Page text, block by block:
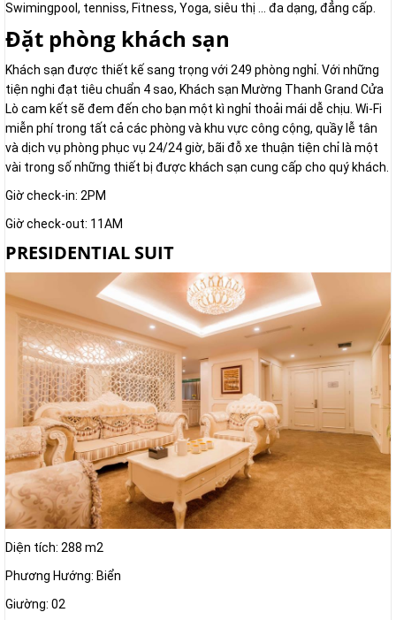
Swimingpool, tenniss, Fitness, Yoga, siêu thị ... đa dạng, đẳng cấp.
Đặt phòng khách sạn
Khách sạn được thiết kế sang trọng với 249 phòng nghỉ. Với những
tiện nghi đạt tiêu chuẩn 4 sao, Khách sạn Mường Thanh Grand Cửa
Lò cam kết sẽ đem đến cho bạn một kì nghỉ thoải mái dễ chịu. Wi-Fi
miễn phí trong tất cả các phòng và khu vực công cộng, quầy lễ tân
và dịch vụ phòng phục vụ 24/24 giờ, bãi đỗ xe thuận tiện chỉ là một
vài trong số những thiết bị được khách sạn cung cấp cho quý khách.
Giờ check-in: 2PM
Giờ check-out: 11AM
PRESIDENTIAL SUIT
Diện tích: 288 m2
Phương Hướng: Biển
Giường: 02